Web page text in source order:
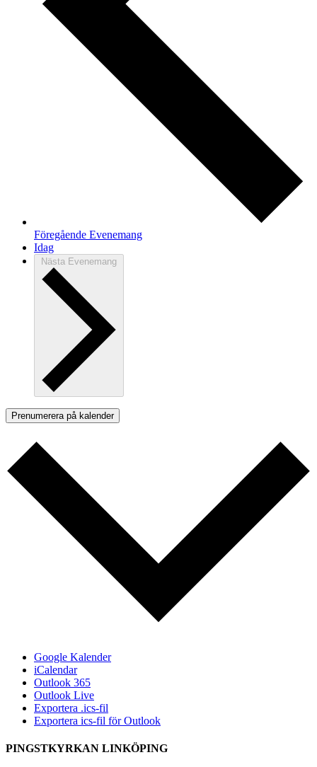
Föregående Evenemang
Idag
Nästa Evenemang
Prenumerera på kalender
Google Kalender
iCalendar
Outlook 365
Outlook Live
Exportera .ics-fil
Exportera ics-fil för Outlook
PINGSTKYRKAN LINKÖPING